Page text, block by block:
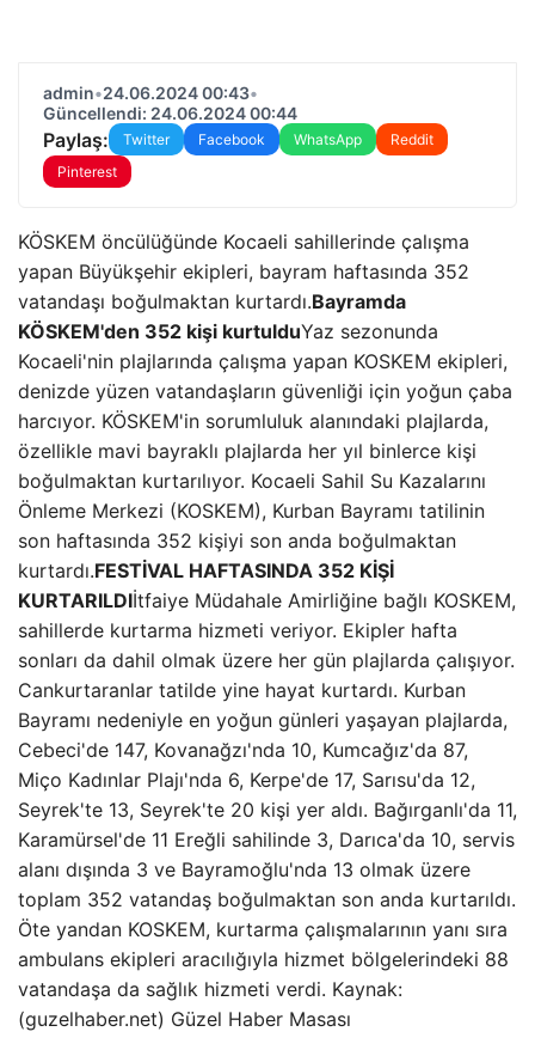
admin•24.06.2024 00:43•
Güncellendi: 24.06.2024 00:44
Paylaş: Twitter Facebook WhatsApp
Reddit
Pinterest
KÖSKEM öncülüğünde Kocaeli sahillerinde çalışma
yapan Büyükşehir ekipleri, bayram haftasında 352
vatandaşı boğulmaktan kurtardı.Bayramda
KÖSKEM'den 352 kişi kurtulduYaz sezonunda
Kocaeli'nin plajlarında çalışma yapan KOSKEM ekipleri,
denizde yüzen vatandaşların güvenliği için yoğun çaba
harcıyor. KÖSKEM'in sorumluluk alanındaki plajlarda,
özellikle mavi bayraklı plajlarda her yıl binlerce kişi
boğulmaktan kurtarılıyor. Kocaeli Sahil Su Kazalarını
Önleme Merkezi (KOSKEM), Kurban Bayramı tatilinin
son haftasında 352 kişiyi son anda boğulmaktan
kurtardı.FESTİVAL HAFTASINDA 352 KİŞİ
KURTARILDIİtfaiye Müdahale Amirliğine bağlı KOSKEM,
sahillerde kurtarma hizmeti veriyor. Ekipler hafta
sonları da dahil olmak üzere her gün plajlarda çalışıyor.
Cankurtaranlar tatilde yine hayat kurtardı. Kurban
Bayramı nedeniyle en yoğun günleri yaşayan plajlarda,
Cebeci'de 147, Kovanağzı'nda 10, Kumcağız'da 87,
Miço Kadınlar Plajı'nda 6, Kerpe'de 17, Sarısu'da 12,
Seyrek'te 13, Seyrek'te 20 kişi yer aldı. Bağırganlı'da 11,
Karamürsel'de 11 Ereğli sahilinde 3, Darıca'da 10, servis
alanı dışında 3 ve Bayramoğlu'nda 13 olmak üzere
toplam 352 vatandaş boğulmaktan son anda kurtarıldı.
Öte yandan KOSKEM, kurtarma çalışmalarının yanı sıra
ambulans ekipleri aracılığıyla hizmet bölgelerindeki 88
vatandaşa da sağlık hizmeti verdi. Kaynak:
(guzelhaber.net) Güzel Haber Masası